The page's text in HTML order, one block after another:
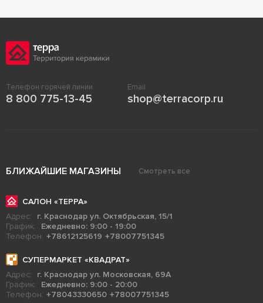
Телефон горячей линии
8 800 775-13-45
Email
shop@terracorp.ru
БЛИЖАЙШИЕ МАГАЗИНЫ Смотреть все
САЛОН «ТЕРРА»
Адрес:
г. Краснодар ул. Октябрьская, 15/1
График:
Ежедневно: 9:00 - 19:00
Телефон: +78612125619 +78007751345
СУПЕРМАРКЕТ «КВАДРАТ»
Адрес:
г. Краснодар ул. Московская, 69А
График:
Ежедневно: 9:00 - 20:00
Телефон: +78043330650 +78007751345